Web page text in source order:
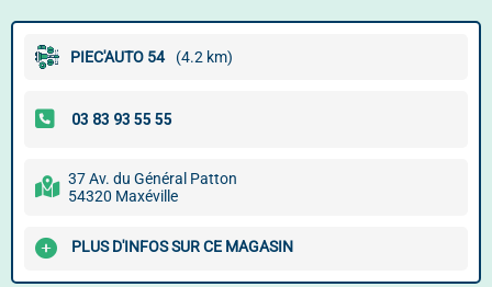
PIEC'AUTO 54 (4.2 km)
37 Av. du Général Patton
54320 Maxéville
PLUS D'INFOS SUR CE MAGASIN